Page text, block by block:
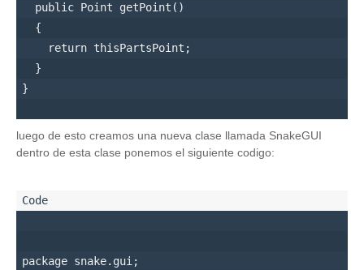
  public Point getPoint()
  {
    return thisPartsPoint;
  }
}
luego de esto creamos una nueva clase llamada SnakeGUI
dentro de esta clase ponemos el siguiente codigo:
package snake.gui;